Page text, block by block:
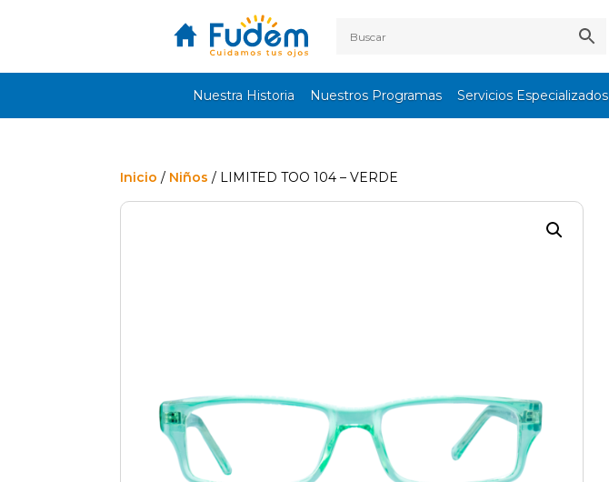
Nuestra Historia Nuestros Programas Servicios Especializados
Inicio / Niños / LIMITED TOO 104 – VERDE